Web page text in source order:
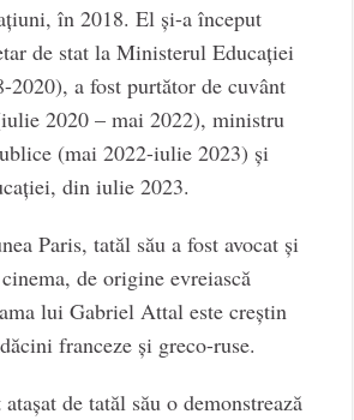
în 2018. El și-a început
de stat la Ministerul Educației
2020), a fost purtător de cuvânt
2020 – mai 2022), ministru
(mai 2022-iulie 2023) și
din iulie 2023.
Paris, tatăl său a fost avocat și
de origine evreiască
lui Gabriel Attal este creștin
franceze și greco-ruse.
de tatăl său o demonstrează